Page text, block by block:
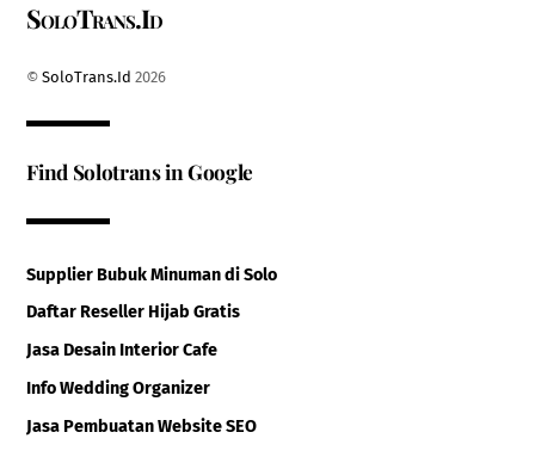
SoloTrans.Id
©SoloTrans.Id 2026
Find Solotrans in Google
Supplier Bubuk Minuman di Solo
Daftar Reseller Hijab Gratis
Jasa Desain Interior Cafe
Info Wedding Organizer
Jasa Pembuatan Website SEO